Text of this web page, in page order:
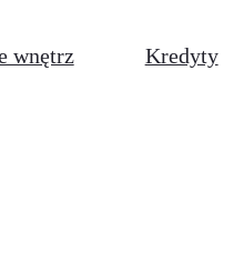
wnętrz Kredyty